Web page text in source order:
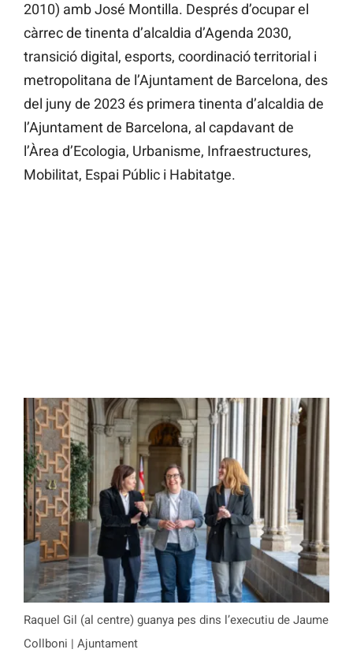
2010) amb José Montilla. Després d’ocupar el
càrrec de tinenta d’alcaldia d’Agenda 2030,
transició digital, esports, coordinació territorial i
metropolitana de l’Ajuntament de Barcelona, des
del juny de 2023 és primera tinenta d’alcaldia de
l’Ajuntament de Barcelona, al capdavant de
l’Àrea d’Ecologia, Urbanisme, Infraestructures,
Mobilitat, Espai Públic i Habitatge.
Raquel Gil (al centre) guanya pes dins l’executiu de Jaume
Collboni | Ajuntament